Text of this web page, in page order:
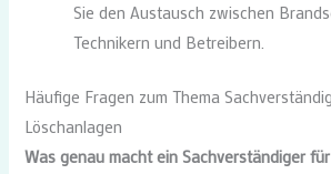
Sie den Austausch zwischen
Technikern und Betreibern.
Häufige Fragen zum Thema
Löschanlagen
Was genau macht ein Sachverständiger